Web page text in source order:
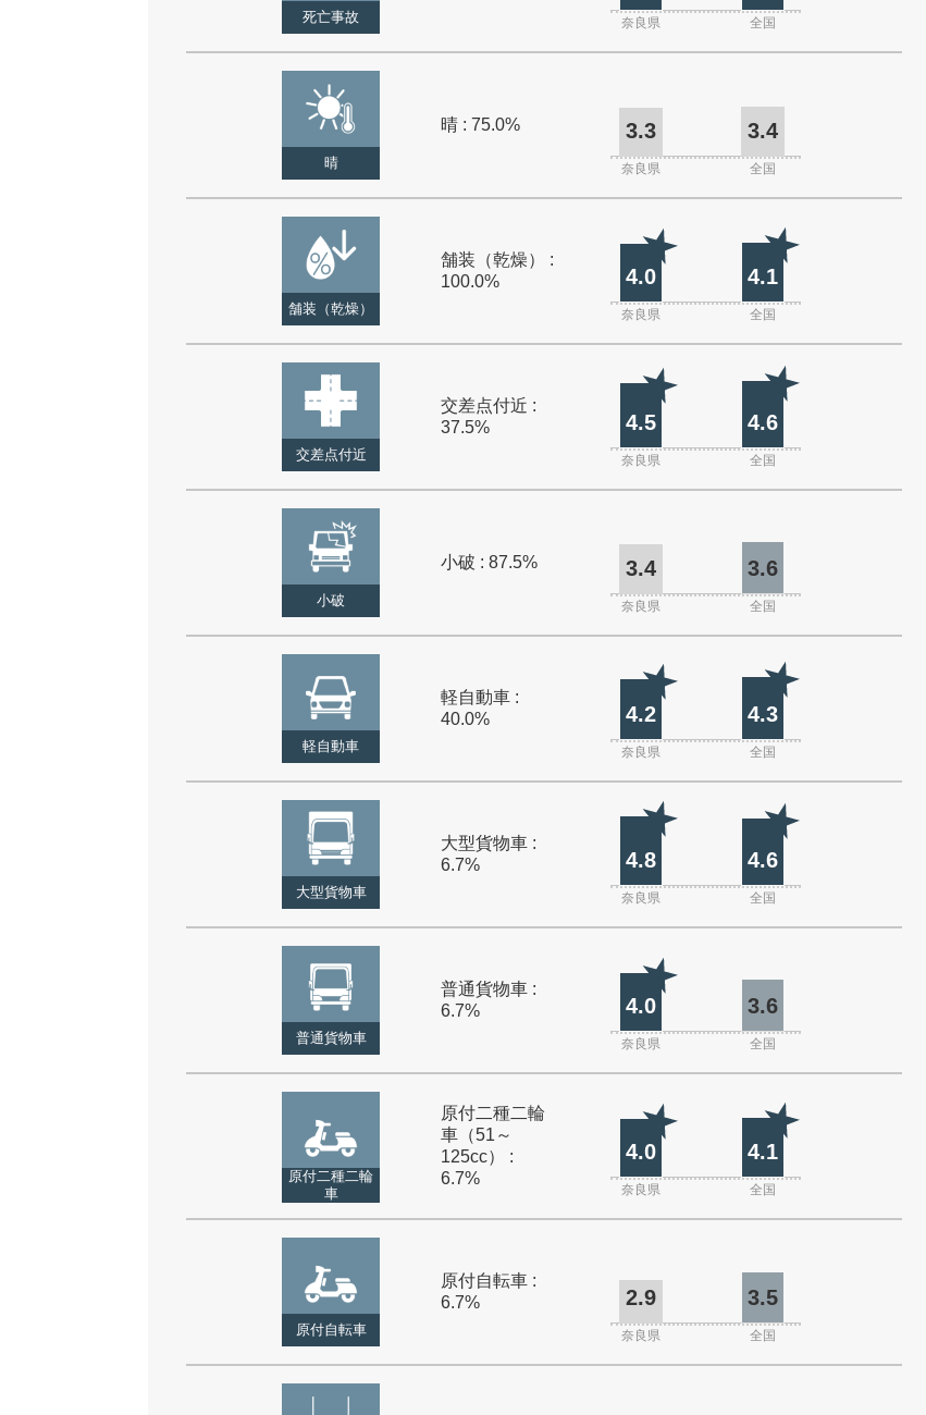
死亡事故 奈良県 全国
晴
晴 : 75.0% 3.3 3.4
奈良県 全国
舗装（乾燥）
舗装（乾燥） :
100.0%
4.0 4.1
奈良県 全国
交差点付近
交差点付近 :
37.5%
4.5 4.6
奈良県 全国
小破
小破 : 87.5% 3.4 3.6
奈良県 全国
軽自動車
軽自動車 :
40.0%
4.2 4.3
奈良県 全国
大型貨物車
大型貨物車 :
6.7%
4.8 4.6
奈良県 全国
普通貨物車
普通貨物車 :
6.7%
4.0 3.6
奈良県 全国
原付二種二輪
車
原付二種二輪
車（51～
125cc） :
6.7%
4.0 4.1
奈良県 全国
原付自転車
原付自転車 :
6.7%
2.9 3.5
奈良県 全国